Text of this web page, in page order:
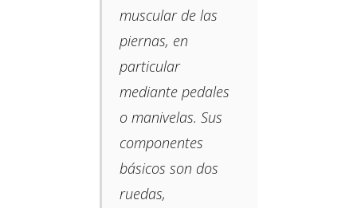
muscular de las
piernas, en
particular
mediante pedales
o manivelas.​ Sus
componentes
básicos son dos
ruedas,​